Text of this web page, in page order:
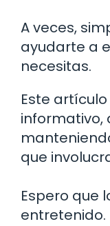
A veces,
ayudarte a
necesitas.
Este
informativo,
que
Espero que
entretenido.